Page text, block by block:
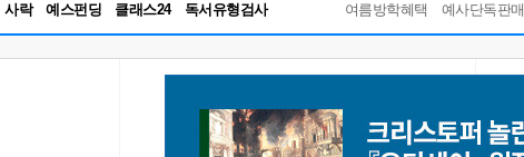
사락 예스펀딩 클래스24
독서유형검사
RBTI Lab
독서유형검사
여름방학혜택 예사단독판매